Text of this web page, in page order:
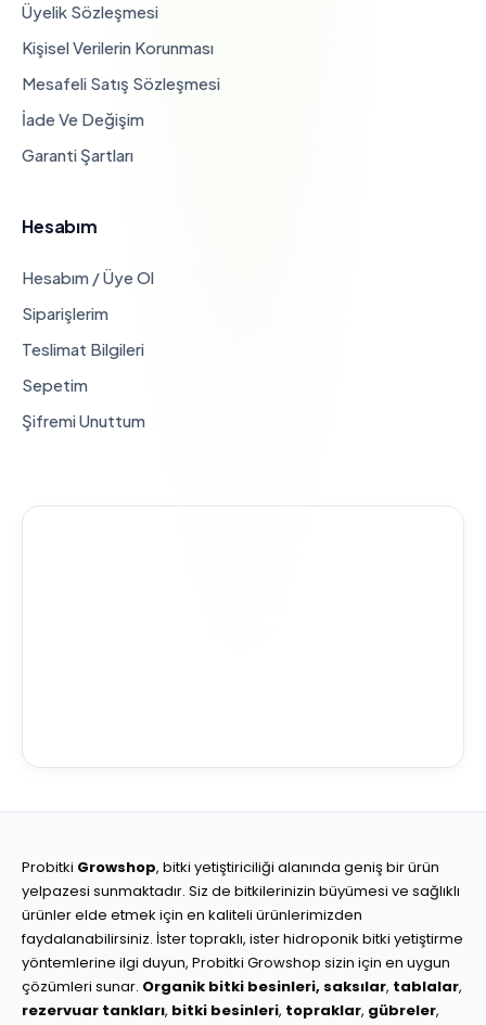
Üyelik Sözleşmesi
Kişisel Verilerin Korunması
Mesafeli Satış Sözleşmesi
İade Ve Değişim
Garanti Şartları
Hesabım
Hesabım / Üye Ol
Siparişlerim
Teslimat Bilgileri
Sepetim
Şifremi Unuttum
Probitki Growshop, bitki yetiştiriciliği alanında geniş bir ürün
yelpazesi sunmaktadır. Siz de bitkilerinizin büyümesi ve sağlıklı
ürünler elde etmek için en kaliteli ürünlerimizden
faydalanabilirsiniz. İster topraklı, ister hidroponik bitki yetiştirme
yöntemlerine ilgi duyun, Probitki Growshop sizin için en uygun
çözümleri sunar. Organik bitki besinleri, saksılar, tablalar,
rezervuar tankları, bitki besinleri, topraklar, gübreler,